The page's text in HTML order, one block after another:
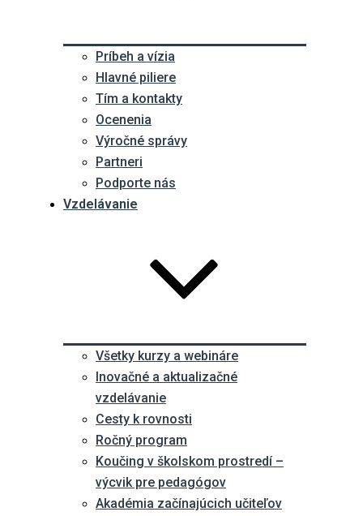
Príbeh a vízia
Hlavné piliere
Tím a kontakty
Ocenenia
Výročné správy
Partneri
Podporte nás
Vzdelávanie
Všetky kurzy a webináre
Inovačné a aktualizačné
vzdelávanie
Cesty k rovnosti
Ročný program
Koučing v školskom prostredí –
výcvik pre pedagógov
Akadémia začínajúcich učiteľov